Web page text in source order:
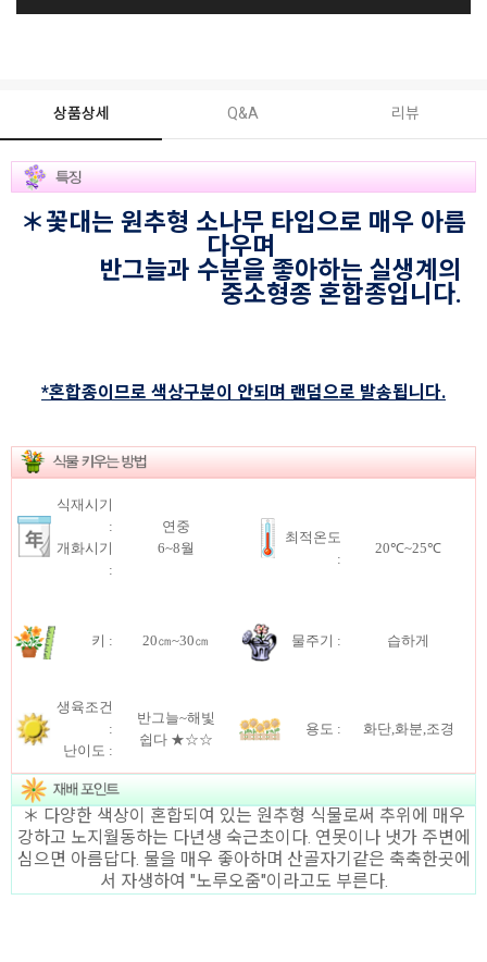
상품상세 Q&A 리뷰
＊꽃대는 원추형 소나무 타입으로 매우 아름
다우며
반그늘과 수분을 좋아하는 실생계의
중소형종 혼합종입니다.
*혼합종이므로 색상구분이 안되며 랜덤으로 발송됩니다.
식재시기
:
개화시기
:
연중
6~8월
최적온도
:
20℃~25℃
키 : 20㎝~30㎝ 물주기 : 습하게
생육조건
:
난이도 :
반그늘~해빛
쉽다 ★☆☆
용도 : 화단,화분,조경
＊ 다양한 색상이 혼합되여 있는 원추형 식물로써 추위에 매우
강하고 노지월동하는 다년생 숙근초이다. 연못이나 냇가 주변에
심으면 아름답다. 물을 매우 좋아하며 산골자기같은 축축한곳에
서 자생하여 "노루오줌"이라고도 부른다.